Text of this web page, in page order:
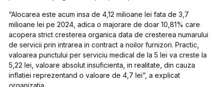
“Alocarea este acum insa de 4,12 milioane lei fata de 3,7
milioane lei pe 2024, adica o majorare de doar 10,81% care
acopera strict cresterea organica data de cresterea numarului
de servicii prin intrarea in contract a noilor furnizori. Practic,
valoarea punctului per serviciu medical de la 5 lei va creste la
5,22 lei, valoare absolut insuficienta, in realitate, din cauza
inflatiei reprezentand o valoare de 4,7 lei”, a explicat
organizatia.